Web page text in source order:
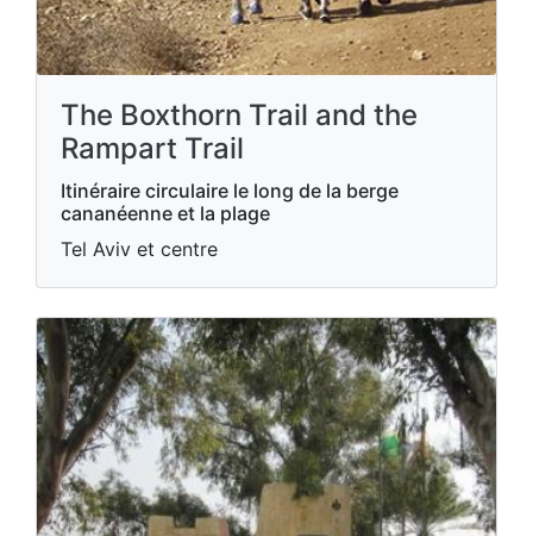
The Boxthorn Trail and the
Rampart Trail
Itinéraire circulaire le long de la berge
cananéenne et la plage
Tel Aviv et centre